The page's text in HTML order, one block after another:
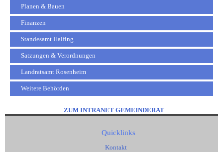
Planen & Bauen
Finanzen
Standesamt Halfing
Satzungen & Verordnungen
Landratsamt Rosenheim
Weitere Behörden
ZUM INTRANET GEMEINDERAT
Quicklinks
Kontakt